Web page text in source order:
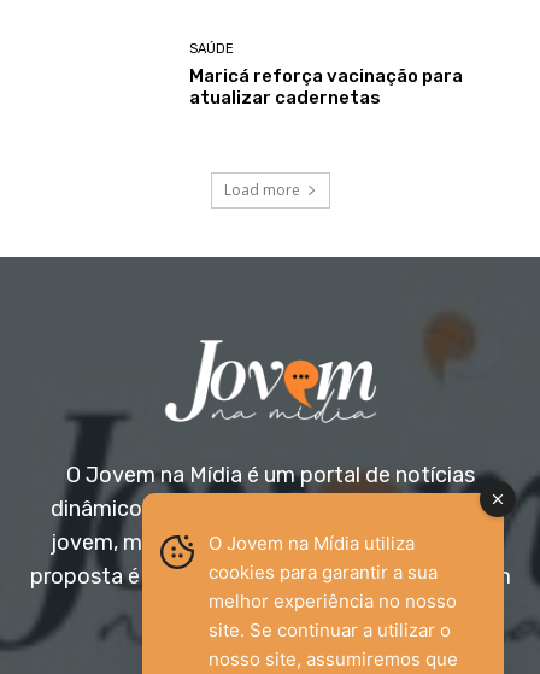
SAÚDE
Maricá reforça vacinação para
atualizar cadernetas
Load more
O Jovem na Mídia é um portal de notícias
dinâmico e acessível, voltado para o público
jovem, mas aberto a todas as idades. Nossa
proposta é trazer informação relevante com um
olhar diferenciado.
Entre em contato:
O Jovem na Mídia utiliza
cookies para garantir a sua
melhor experiência no nosso
site. Se continuar a utilizar o
nosso site, assumiremos que